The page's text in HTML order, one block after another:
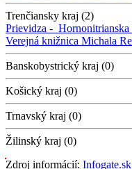
Trenčiansky kraj (2)
Prievidza - Hornonitrianska
Verejná knižnica Michala
Banskobystrický kraj (0)
Košický kraj (0)
Trnavský kraj (0)
Žilinský kraj (0)
Zdroj informácií: Infogate.sk